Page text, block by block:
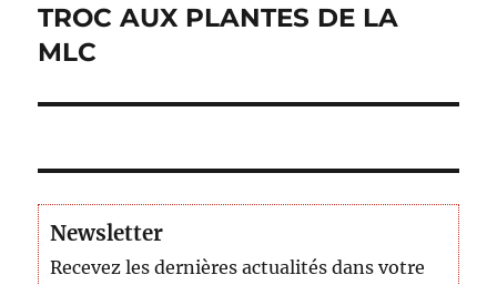
Publication
suivante :
TROC AUX PLANTES DE LA
MLC
Newsletter
Recevez les dernières actualités dans votre